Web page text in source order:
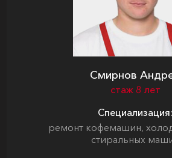
Смирнов
стаж 8 лет
Специализация:
ремонт кофемашин,
стиральных